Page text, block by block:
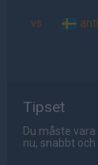
vs.
Tipset
Du måste
nu, snabbt